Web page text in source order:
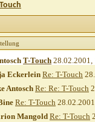
T-Touch 28.02.2001,
EckerleinRe: T-Touch
Antosch Re: Re: T-Touch
Re: T-Touch
MangoldRe: T-Touch